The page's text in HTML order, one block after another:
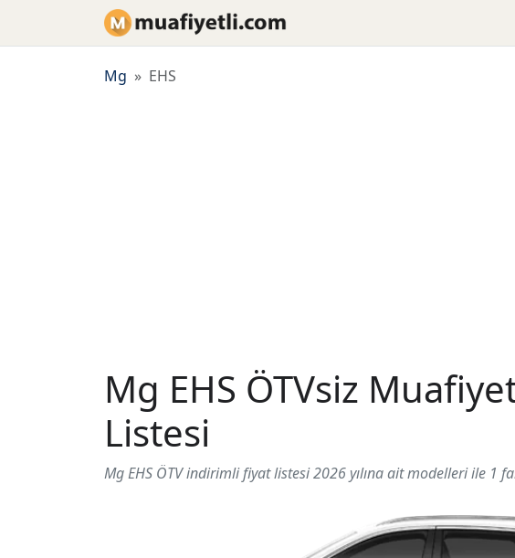
Mg EHS
Mg EHS ÖTVsiz
Listesi
Mg EHS ÖTV indirimli fiyat listesi 2026 yılına ait modelleri ile 1